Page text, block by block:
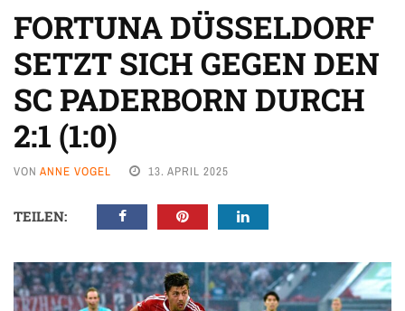
FORTUNA DÜSSELDORF
SETZT SICH GEGEN DEN
SC PADERBORN DURCH
2:1 (1:0)
VON ANNE VOGEL 13. APRIL 2025
TEILEN: